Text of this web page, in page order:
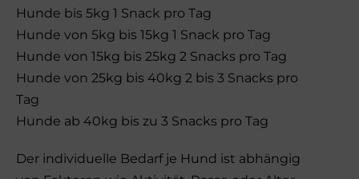
Hunde bis 5kg 1 Snack pro Tag
Hunde von 5kg bis 15kg 1 Snack pro Tag
Hunde von 15kg bis 25kg 2 Snacks pro Tag
Hunde von 25kg bis 40kg 2 bis 3 Snacks pro
Tag
Hunde ab 40kg bis zu 3 Snacks pro Tag
Der individuelle Bedarf je Hund ist abhängig